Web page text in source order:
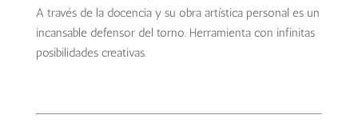
A través de la docencia y su obra artística personal es un
incansable defensor del torno. Herramienta con infinitas
posibilidades creativas.